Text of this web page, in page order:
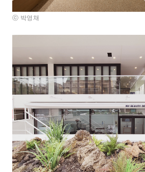
ⓒ 박영채